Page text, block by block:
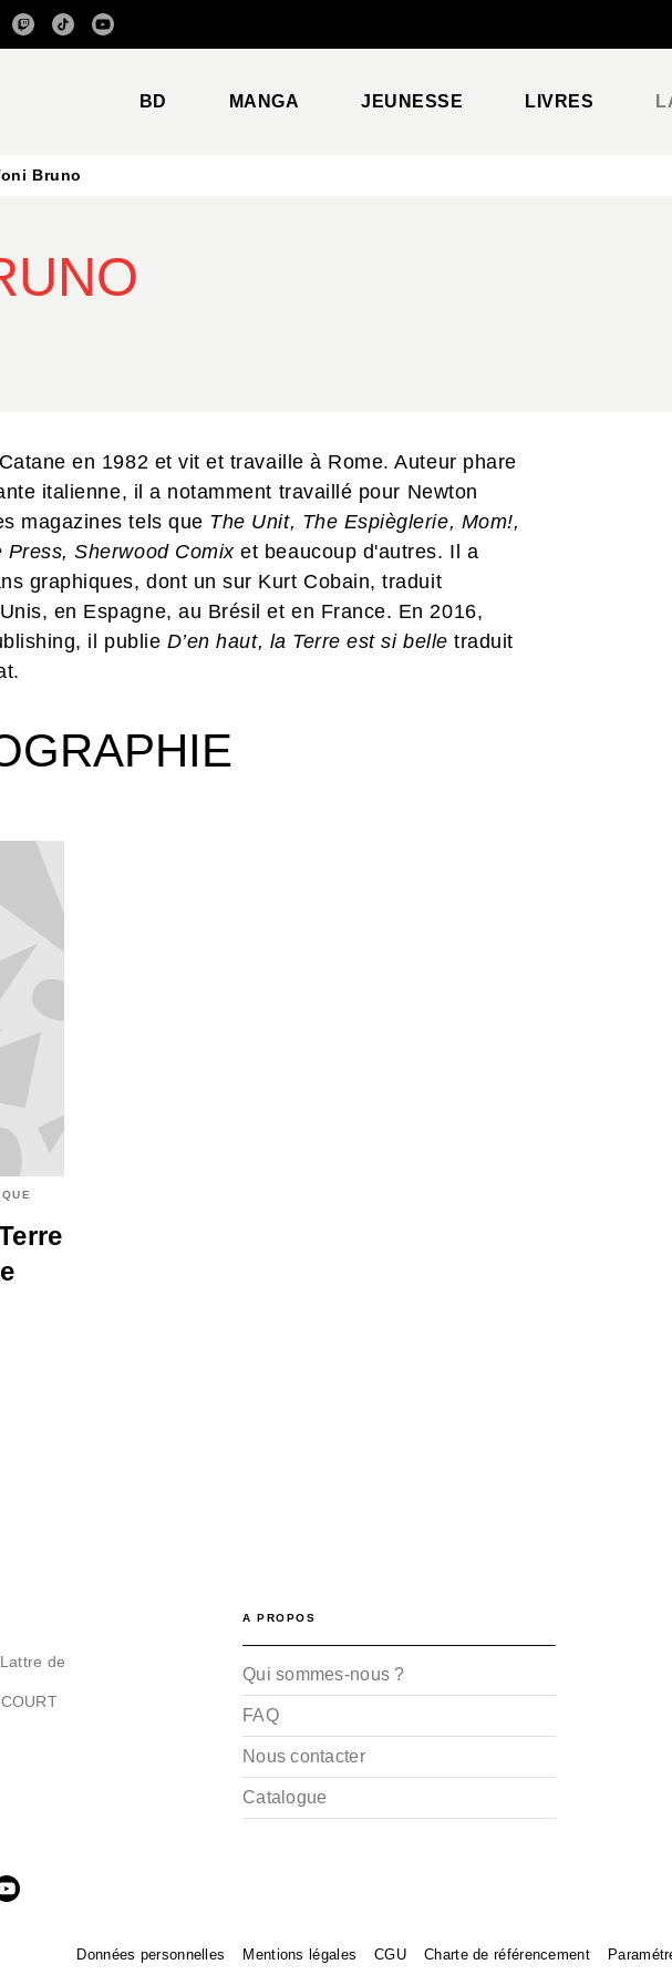
CONTENU
BD MANGA JEUNESSE LIVRES
Bruno
en 1982 et vit et travaille à Rome. Auteur phare
italienne, il a notamment travaillé pour Newton
magazines tels que The Unit, The Espièglerie, Mom!,
Sherwood Comixet beaucoup d'autres. Il a
graphiques, dont un sur Kurt Cobain, traduit
en Espagne, au Brésil et en France. En 2016,
il publie D’en haut, la Terre est si belle traduit
de
A PROPOS
Qui sommes-nous ?
FAQ
Nous contacter
Catalogue
Données personnelles Mentions légales CGU Charte de référencement